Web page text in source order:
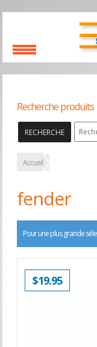
Recherche produits
RECHERCHE
Accueil
fender
Pour une plus grande
$19.95